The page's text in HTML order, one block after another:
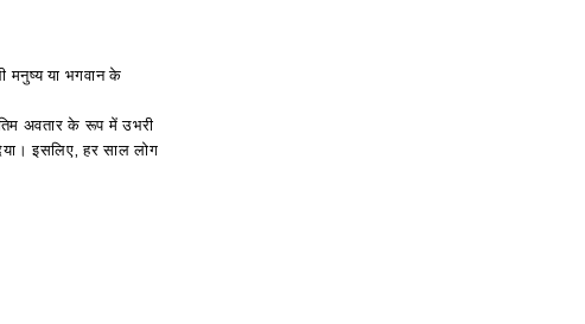
मनुष्य या भगवान के
अवतार के रूप में उभरी
इसलिए, हर साल लोग